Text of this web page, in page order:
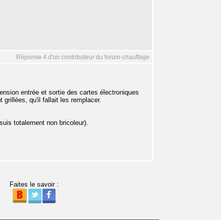
Réponse 4 d'un contributeur du forum-chauffage
entrée et sortie des cartes électroniques
grillées, qu'il fallait les remplacer.
totalement non bricoleur).
Faites le savoir :